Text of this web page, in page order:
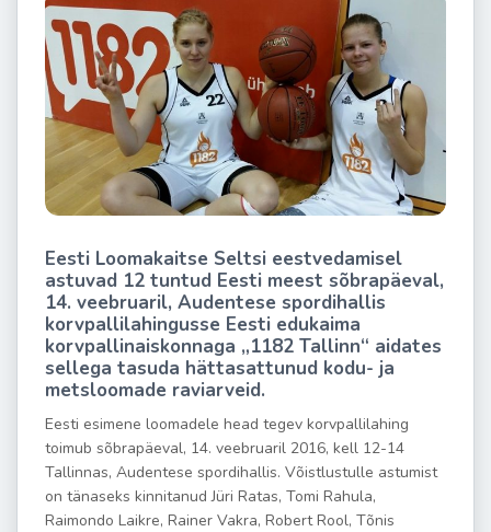
Eesti Loomakaitse Seltsi eestvedamisel
astuvad 12 tuntud Eesti meest sõbrapäeval,
14. veebruaril, Audentese spordihallis
korvpallilahingusse Eesti edukaima
korvpallinaiskonnaga „1182 Tallinn“ aidates
sellega tasuda hättasattunud kodu- ja
metsloomade raviarveid.
Eesti esimene loomadele head tegev korvpallilahing
toimub sõbrapäeval, 14. veebruaril 2016, kell 12-14
Tallinnas, Audentese spordihallis. Võistlustulle astumist
on tänaseks kinnitanud Jüri Ratas, Tomi Rahula,
Raimondo Laikre, Rainer Vakra, Robert Rool, Tõnis